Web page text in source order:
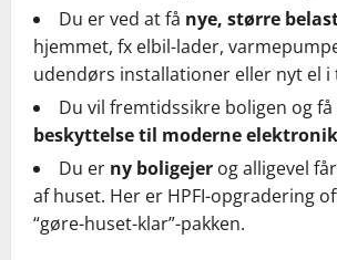
Du er ved at få nye, større
hjemmet, fx elbil-lader,
udendørs installationer eller nyt el i
Du vil fremtidssikre boligen og få
beskyttelse til moderne elektronik
Du er ny boligejer og alligevel
af huset. Her er HPFI-opgradering
“gøre-huset-klar”-pakken.